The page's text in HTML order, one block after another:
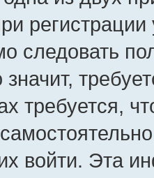
следовать
требуется,
войти. Эта